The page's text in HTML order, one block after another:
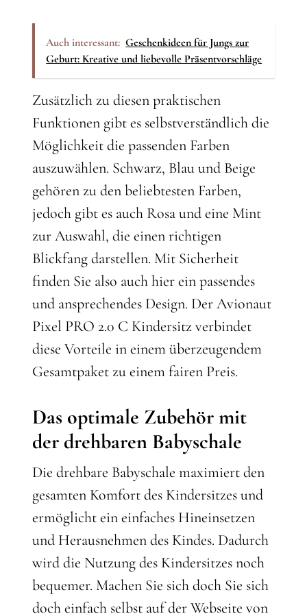
Auch interessant: Geschenkideen für Jungs zur
Geburt: Kreative und liebevolle Präsentvorschläge
Zusätzlich zu diesen praktischen
Funktionen gibt es selbstverständlich die
Möglichkeit die passenden Farben
auszuwählen. Schwarz, Blau und Beige
gehören zu den beliebtesten Farben,
jedoch gibt es auch Rosa und eine Mint
zur Auswahl, die einen richtigen
Blickfang darstellen. Mit Sicherheit
finden Sie also auch hier ein passendes
und ansprechendes Design. Der Avionaut
Pixel PRO 2.0 C Kindersitz verbindet
diese Vorteile in einem überzeugendem
Gesamtpaket zu einem fairen Preis.
Das optimale Zubehör mit
der drehbaren Babyschale
Die drehbare Babyschale maximiert den
gesamten Komfort des Kindersitzes und
ermöglicht ein einfaches Hineinsetzen
und Herausnehmen des Kindes. Dadurch
wird die Nutzung des Kindersitzes noch
bequemer. Machen Sie sich doch Sie sich
doch einfach selbst auf der Webseite von